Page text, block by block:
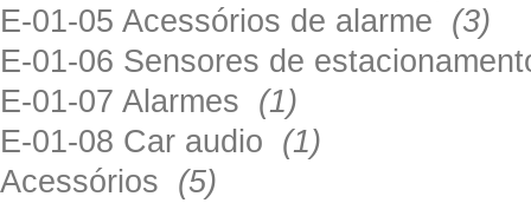
E-01-05 Acessórios de alarme (3)
E-01-06 Sensores de
E-01-07 Alarmes (1)
E-01-08 Car audio (1)
Acessórios (5)